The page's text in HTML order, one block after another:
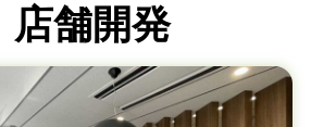
店舗開発